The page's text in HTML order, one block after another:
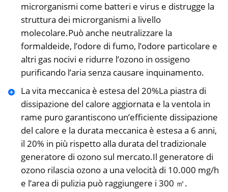
microrganismi come batteri e virus e distrugge la
struttura dei microrganismi a livello
molecolare.Può anche neutralizzare la
formaldeide, l’odore di fumo, l’odore particolare e
altri gas nocivi e ridurre l’ozono in ossigeno
purificando l’aria senza causare inquinamento.
La vita meccanica è estesa del 20%La piastra di
dissipazione del calore aggiornata e la ventola in
rame puro garantiscono un’efficiente dissipazione
del calore e la durata meccanica è estesa a 6 anni,
il 20% in più rispetto alla durata del tradizionale
generatore di ozono sul mercato.Il generatore di
ozono rilascia ozono a una velocità di 10.000 mg/h
e l’area di pulizia può raggiungere i 300 ㎡.